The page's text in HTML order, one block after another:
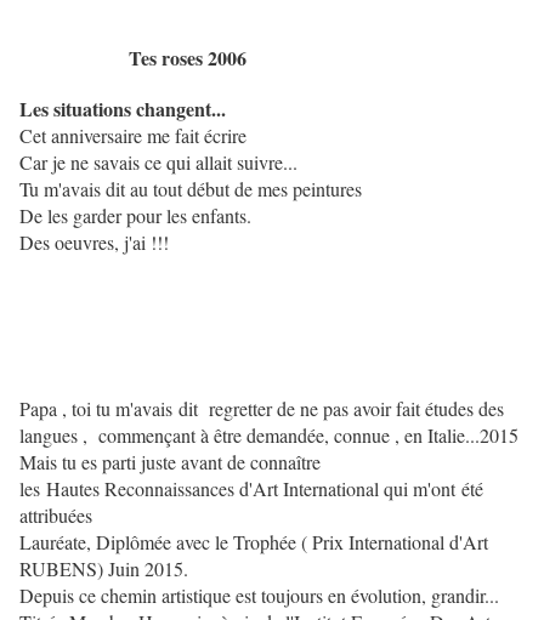
Tes roses 2006
Les situations changent...
Cet anniversaire me fait écrire
Car je ne savais ce qui allait suivre...
Tu m'avais dit au tout début de mes peintures
De les garder pour les enfants.
Des oeuvres, j'ai !!!
Papa , toi tu m'avais dit regretter de ne pas avoir fait études des
langues , commençant à être demandée, connue , en Italie...2015
Mais tu es parti juste avant de connaître
les Hautes Reconnaissances d'Art International qui m'ont été
attribuées
Lauréate, Diplômée avec le Trophée ( Prix International d'Art
RUBENS) Juin 2015.
Depuis ce chemin artistique est toujours en évolution, grandir...